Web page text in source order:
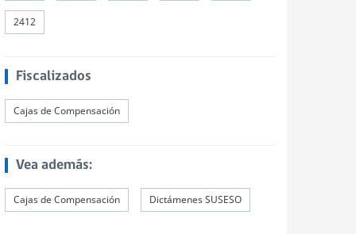
2412
Fiscalizados
Cajas de Compensación
Vea además:
Cajas de Compensación Dictámenes SUSESO